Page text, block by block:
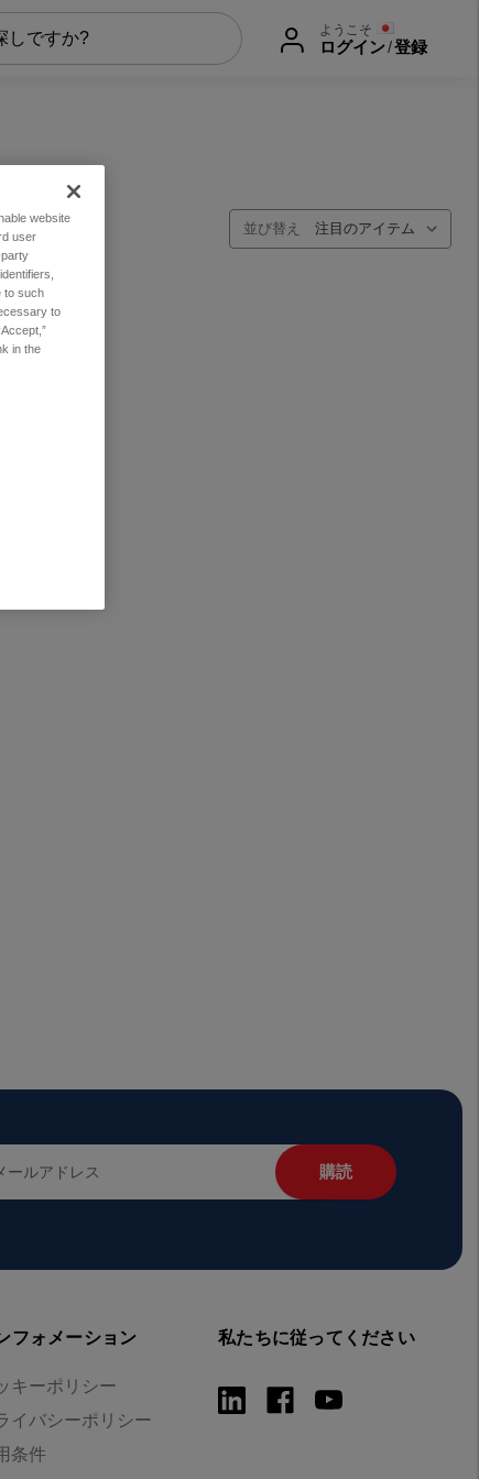
ようこそ
ログイン/登録
並び替え
フォメーション
キーポリシー
イバシーポリシー
条件
私たちに従ってください
website
user
to such
to
in the